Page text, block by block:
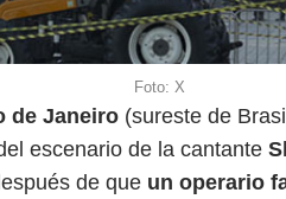
Foto: X
de Janeiro (sureste de
escenario de la cantante
de que un operario